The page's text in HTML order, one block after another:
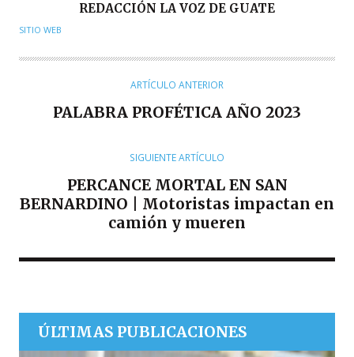
U
O
REDACCIÓN LA VOZ DE GUATE
SITIO WEB
ARTÍCULO ANTERIOR
PALABRA PROFÉTICA AÑO 2023
SIGUIENTE ARTÍCULO
PERCANCE MORTAL EN SAN
BERNARDINO | Motoristas impactan en
camión y mueren
ÚLTIMAS PUBLICACIONES